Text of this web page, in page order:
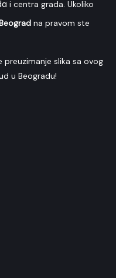
i centra grada. Ukoliko
na pravom ste
preuzimanje slika sa ovog
u Beogradu!